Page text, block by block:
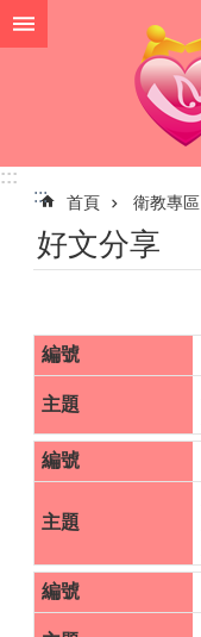
跳到主要內容區塊
:::
:::
首頁 衛教專區
好文分享